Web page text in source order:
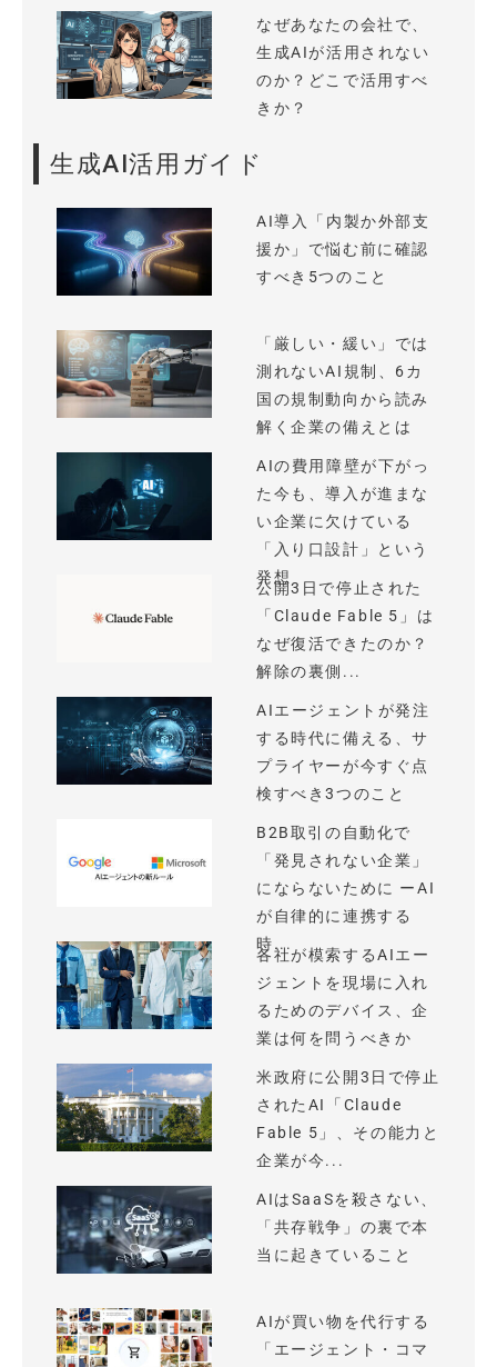
なぜあなたの会社で、
生成AIが活用されない
のか？どこで活用すべ
きか？
生成AI活用ガイド
AI導入「内製か外部支
援か」で悩む前に確認
すべき5つのこと
「厳しい・緩い」では
測れないAI規制、6カ
国の規制動向から読み
解く企業の備えとは
AIの費用障壁が下がっ
た今も、導入が進まな
い企業に欠けている
「入り口設計」という
発想
公開3日で停止された
「Claude Fable 5」は
なぜ復活できたのか？
解除の裏側...
AIエージェントが発注
する時代に備える、サ
プライヤーが今すぐ点
検すべき3つのこと
B2B取引の自動化で
「発見されない企業」
にならないために ーAI
が自律的に連携する
時...
各社が模索するAIエー
ジェントを現場に入れ
るためのデバイス、企
業は何を問うべきか
米政府に公開3日で停止
されたAI「Claude
Fable 5」、その能力と
企業が今...
AIはSaaSを殺さない、
「共存戦争」の裏で本
当に起きていること
AIが買い物を代行する
「エージェント・コマ